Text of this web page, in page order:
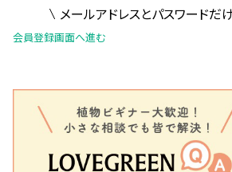
メールアドレスとパスワードだ
会員登録画面へ進む